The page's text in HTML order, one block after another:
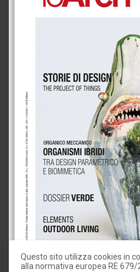
Questo sito utilizza cookies in
alla normativa europea RE 679/